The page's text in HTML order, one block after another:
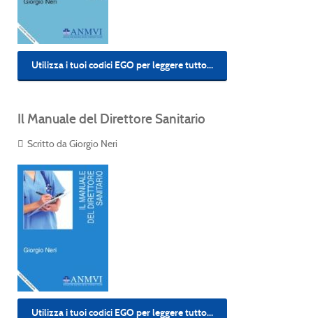
Utilizza i tuoi codici EGO per leggere tutto...
Il Manuale del Direttore Sanitario
Scritto da Giorgio Neri
Utilizza i tuoi codici EGO per leggere tutto...